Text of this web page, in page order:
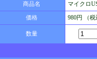
商品名
マイクロ
価格
980円 （
数量